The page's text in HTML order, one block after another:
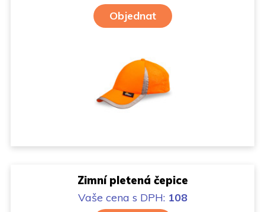
Objednat
Zimní pletená čepice
Vaše cena s DPH: 108